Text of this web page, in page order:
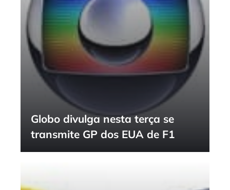
Globo divulga nesta terça se
transmite GP dos EUA de F1